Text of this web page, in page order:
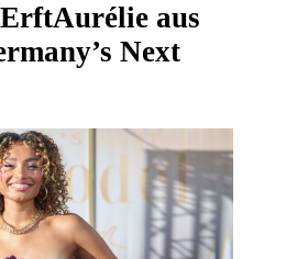
Aurélie aus
Next